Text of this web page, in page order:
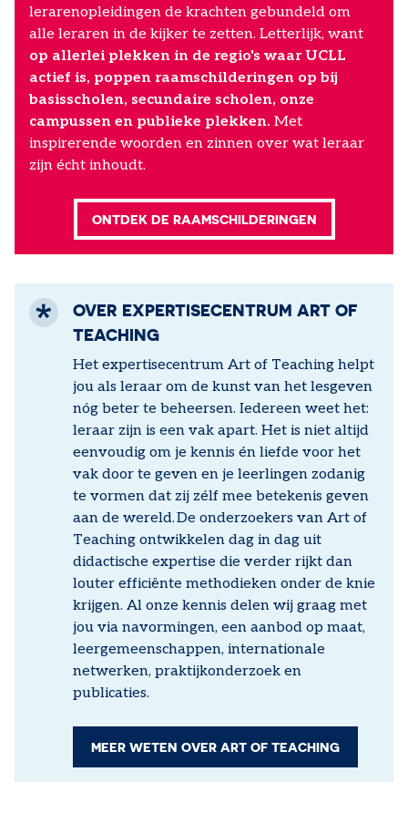
lerarenopleidingen de krachten gebundeld om
alle leraren in de kijker te zetten. Letterlijk, want
op allerlei plekken in de regio's waar UCLL
actief is, poppen raamschilderingen op bij
basisscholen, secundaire scholen, onze
campussen en publieke plekken. Met
inspirerende woorden en zinnen over wat leraar
zijn écht inhoudt.
ONTDEK DE RAAMSCHILDERINGEN
OVER EXPERTISECENTRUM ART OF
TEACHING
Het expertisecentrum Art of Teaching helpt
jou als leraar om de kunst van het lesgeven
nóg beter te beheersen. Iedereen weet het:
leraar zijn is een vak apart. Het is niet altijd
eenvoudig om je kennis én liefde voor het
vak door te geven en je leerlingen zodanig
te vormen dat zij zélf mee betekenis geven
aan de wereld. De onderzoekers van Art of
Teaching ontwikkelen dag in dag uit
didactische expertise die verder rijkt dan
louter efficiënte methodieken onder de knie
krijgen. Al onze kennis delen wij graag met
jou via navormingen, een aanbod op maat,
leergemeenschappen, internationale
netwerken, praktijkonderzoek en
publicaties.
MEER WETEN OVER ART OF TEACHING